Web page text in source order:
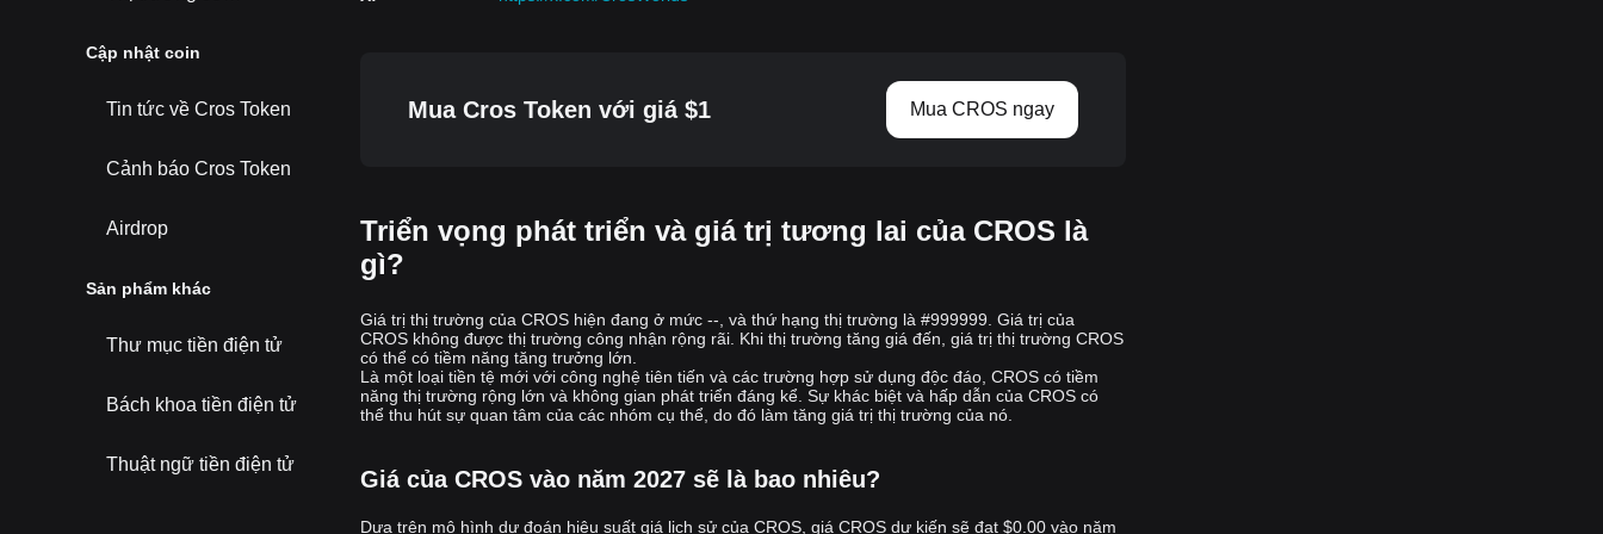
Cập nhật coin
Tin tức về Cros Token
Cảnh báo Cros Token
Airdrop
Sản phẩm khác
Thư mục tiền điện tử
Bách khoa tiền điện tử
Thuật ngữ tiền điện tử
cho phép tất cả người tham gia kiểm tra và theo dõi kết quả. Điều
này loại bỏ gian lận và đảm bảo phân phối công bằng doanh thu
nhúng vào game của họ. Các NFT này đóng vai trò là nơi chứa để
chạy các chiến dịch quảng cáo và theo dõi tương tác của người
dựa trên số lượt hiển thị được tạo ra trong game.
Cros cũng hỗ trợ khả năng tương thích đa chuỗi, nghĩa là nó có thể
tích hợp với các mạng blockchain khác nhau và cung cấp tính linh
hoạt trong thanh toán thông qua cả tiền fiat và tiền điện tử.
dựng trên blockchainEthereumdưới dạng token ERC-20. Token này
Mua Cros Token với giá $1 Mua CROS ngay
Triển vọng phát triển và giá trị tương lai của CROS là
gì?
Giá trị thị trường của CROS hiện đang ở mức --, và thứ hạng thị trường là #999999. Giá trị của
CROS không được thị trường công nhận rộng rãi. Khi thị trường tăng giá đến, giá trị thị trường CROS
có thể có tiềm năng tăng trưởng lớn.
Là một loại tiền tệ mới với công nghệ tiên tiến và các trường hợp sử dụng độc đáo, CROS có tiềm
năng thị trường rộng lớn và không gian phát triển đáng kể. Sự khác biệt và hấp dẫn của CROS có
thể thu hút sự quan tâm của các nhóm cụ thể, do đó làm tăng giá trị thị trường của nó.
Giá của CROS vào năm 2027 sẽ là bao nhiêu?
Dựa trên mô hình dự đoán hiệu suất giá lịch sử của CROS, giá CROS dự kiến sẽ đạt $0.00 vào năm